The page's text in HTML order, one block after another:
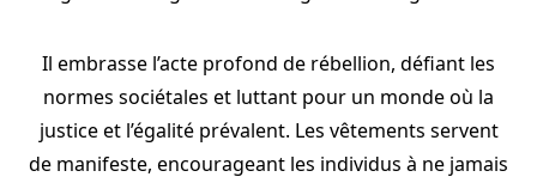
Il embrasse l’acte profond de rébellion, défiant les
normes sociétales et luttant pour un monde où la
justice et l’égalité prévalent. Les vêtements servent
de manifeste, encourageant les individus à ne jamais